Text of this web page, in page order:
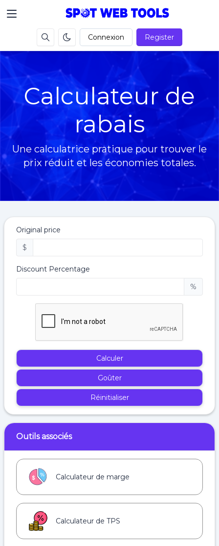
Connexion Register
Calculateur de
rabais
Une calculatrice pratique pour trouver le
prix réduit et les économies totales.
Original price
$
Discount Percentage
%
Calculer
Goûter
Réinitialiser
Outils associés
Calculateur de marge
Calculateur de TPS